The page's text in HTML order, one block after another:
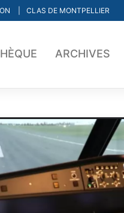
CLAS DE MONTPELLIER
ARCHIVES